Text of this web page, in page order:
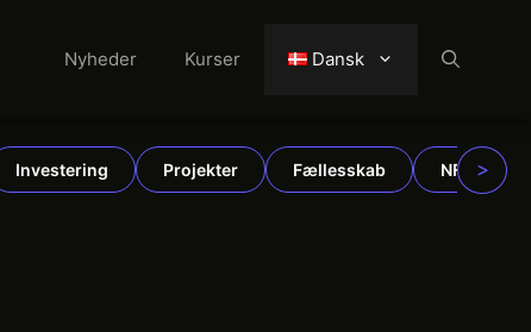
Nyheder Kurser Dansk
Investering Projekter Fællesskab NFT >